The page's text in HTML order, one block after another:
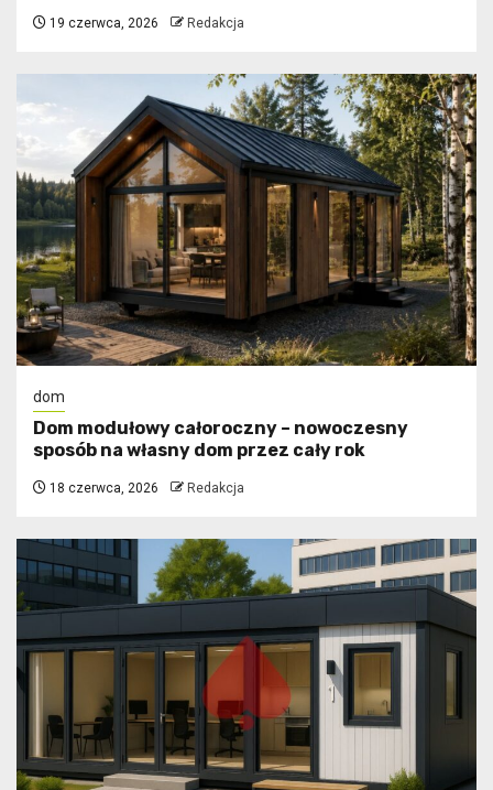
19 czerwca, 2026 Redakcja
dom
Dom modułowy całoroczny – nowoczesny
sposób na własny dom przez cały rok
18 czerwca, 2026 Redakcja